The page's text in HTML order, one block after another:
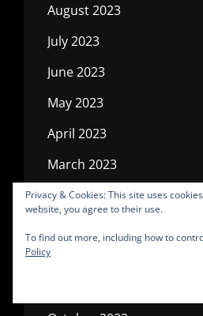
August 2023
July 2023
June 2023
May 2023
April 2023
March 2023
February 2023
December 2022
Privacy & Cookies: This site uses
website, you agree to their use.
To find out more, including how to
Policy